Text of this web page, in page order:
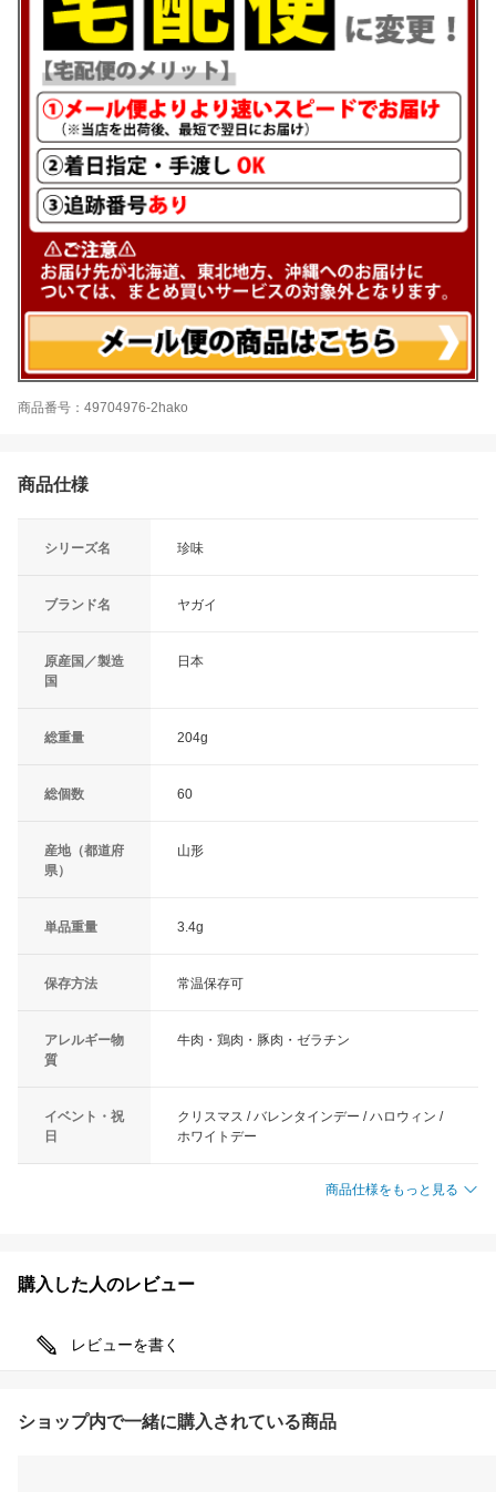
商品番号：49704976-2hako
商品仕様
シリーズ名 珍味
ブランド名 ヤガイ
原産国／製造
国
日本
総重量 204g
総個数 60
産地（都道府
県）
山形
単品重量 3.4g
保存方法 常温保存可
アレルギー物
質
牛肉・鶏肉・豚肉・ゼラチン
イベント・祝
日
クリスマス / バレンタインデー / ハロウィン /
ホワイトデー
商品仕様をもっと見る
購入した人のレビュー
レビューを書く
ショップ内で一緒に購入されている商品